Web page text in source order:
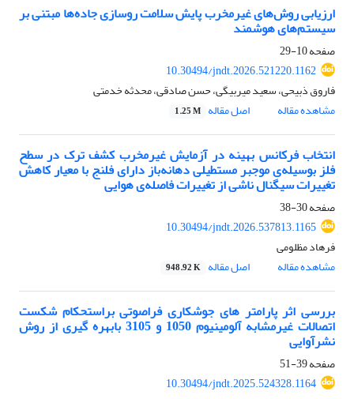
ارزیابی روش‌های غیرمخرب پایش سلامت روسازی جاده‌ها مبتنی بر
سیستم‌های هوشمند
صفحه10-29
10.30494/jndt.2026.521220.1162
فاروق ذبیحی، سعید میربیگی، حسن صادقی، محدثه خدمتی
مشاهده مقاله
اصل مقاله 1.25 M
انتخاب فرکانس بهینه در آزمایش غیرمخرب کشف ترک در سطح
فلز بوسیله‌ی موجبر مستطیلی دهانه‌باز دارای فلنج با معیار کاهش
تغییرات سیگنال ناشی از تغییرات فاصله‌ی هوایی
صفحه30-38
10.30494/jndt.2026.537813.1165
فرهاد مظلومی
مشاهده مقاله
اصل مقاله 948.92 K
بررسی اثر پارامتر های جوشکاری فراصوتی براستحکام شکست
اتصالات غیرمشابه آلومینیوم 1050 و 3105 بابهره گیری از روش
نشرآوایی
صفحه39-51
10.30494/jndt.2025.524328.1164